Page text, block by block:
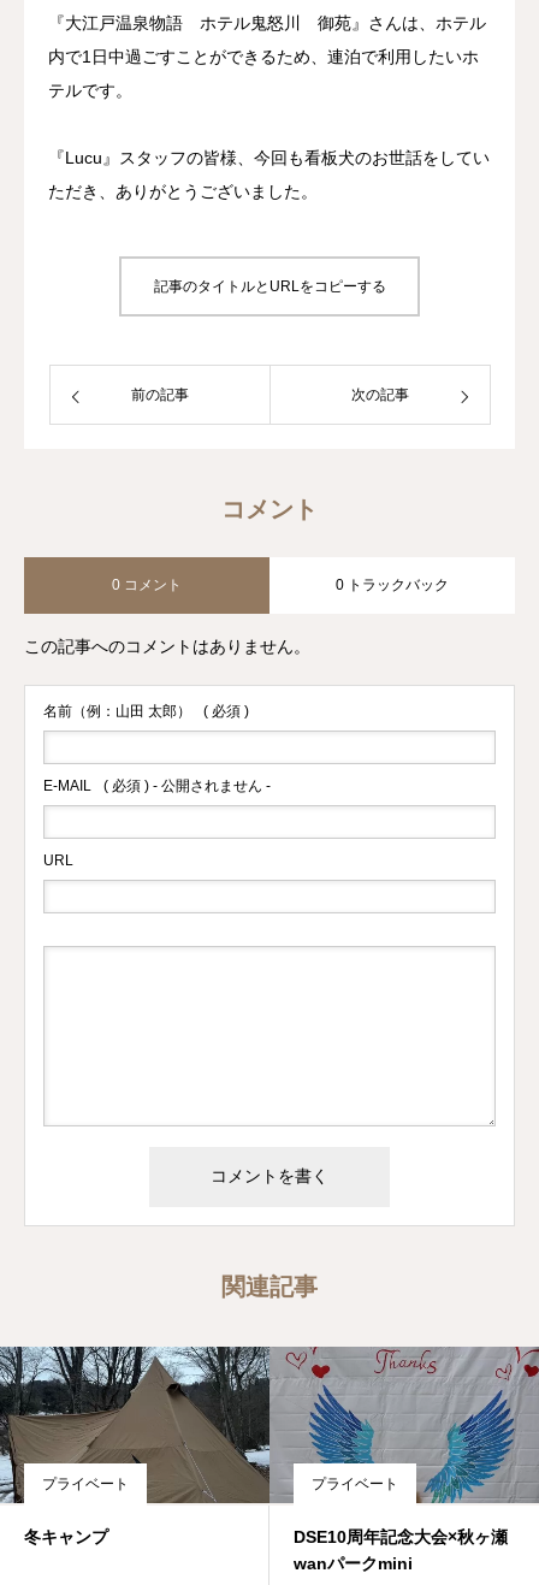
『大江戸温泉物語 ホテル鬼怒川 御苑』さんは、ホテル
内で1日中過ごすことができるため、連泊で利用したいホ
テルです。
『Lucu』スタッフの皆様、今回も看板犬のお世話をしてい
ただき、ありがとうございました。
記事のタイトルとURLをコピーする
前の記事 次の記事
コメント
0 コメント 0 トラックバック
この記事へのコメントはありません。
名前（例：山田 太郎） ( 必須 )
E-MAIL ( 必須 ) - 公開されません -
URL
関連記事
プライベート
冬キャンプ
プライベート
DSE10周年記念大会×秋ヶ瀬
wanパークmini